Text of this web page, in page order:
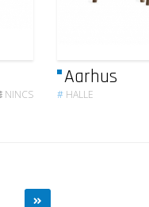
NINCS
Aarhus
# HALLE